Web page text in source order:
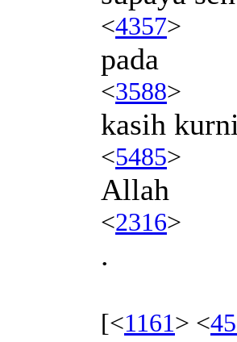
<4357>
pada
<3588>
kasih
<5485>
Allah
<2316>
.
[<1161> <